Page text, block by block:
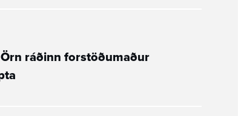
ráðinn forstöðu­maður